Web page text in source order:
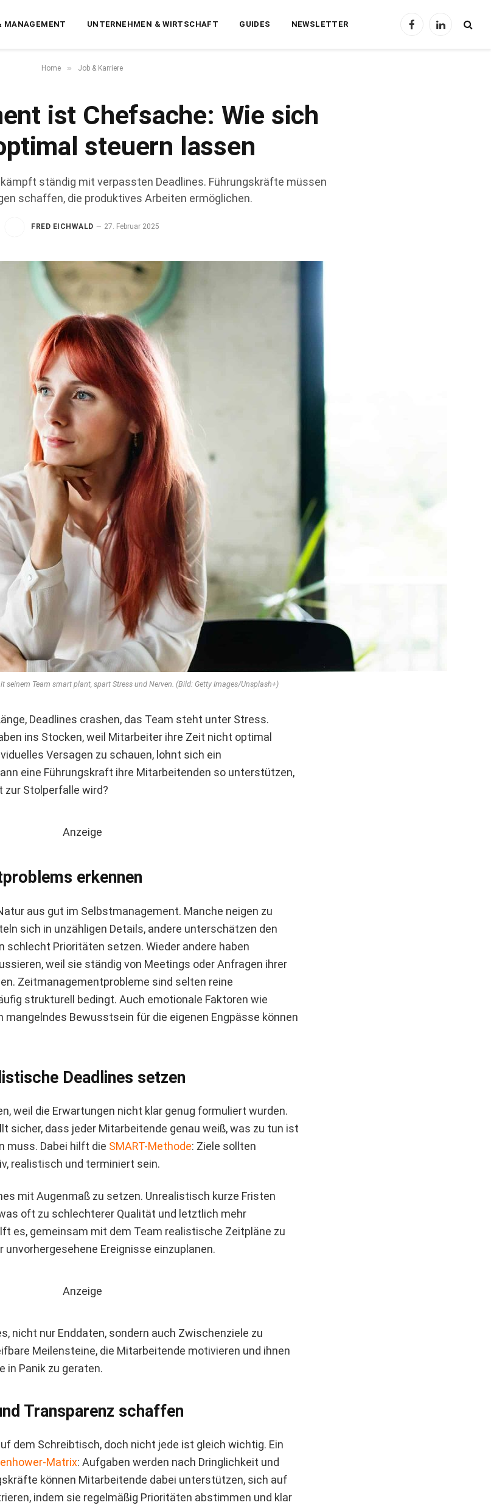
MANAGEMENT UNTERNEHMEN & WIRTSCHAFT GUIDES NEWSLETTER
FacebookLinkedIn
Home » Job & Karriere
ist Chefsache: Wie sich
steuern lassen
ständig mit verpassten Deadlines. Führungskräfte müssen
schaffen, die produktives Arbeiten ermöglichen.
FRED EICHWALD 27. Februar 2025
seinem Team smart plant, spart Stress und Nerven. (Bild: Getty Images/Unsplash+)
Deadlines crashen, das Team steht unter Stress.
ins Stocken, weil Mitarbeiter ihre Zeit nicht optimal
Versagen zu schauen, lohnt sich ein
eine Führungskraft ihre Mitarbeitenden so unterstützen,
Stolperfalle wird?
Anzeige
erkennen
aus gut im Selbstmanagement. Manche neigen zu
sich in unzähligen Details, andere unterschätzen den
schlecht Prioritäten setzen. Wieder andere haben
weil sie ständig von Meetings oder Anfragen ihrer
Zeitmanagementprobleme sind selten reine
strukturell bedingt. Auch emotionale Faktoren wie
mangelndes Bewusstsein für die eigenen Engpässe können
Deadlines setzen
weil die Erwartungen nicht klar genug formuliert wurden.
sicher, dass jeder Mitarbeitende genau weiß, was zu tun ist
muss. Dabei hilft die SMART-Methode: Ziele sollten
realistisch und terminiert sein.
mit Augenmaß zu setzen. Unrealistisch kurze Fristen
oft zu schlechterer Qualität und letztlich mehr
es, gemeinsam mit dem Team realistische Zeitpläne zu
Ereignisse einzuplanen.
Anzeige
nicht nur Enddaten, sondern auch Zwischenziele zu
Meilensteine, die Mitarbeitende motivieren und ihnen
in Panik zu geraten.
Transparenz schaffen
dem Schreibtisch, doch nicht jede ist gleich wichtig. Ein
Matrix: Aufgaben werden nach Dringlichkeit und
können Mitarbeitende dabei unterstützen, sich auf
indem sie regelmäßig Prioritäten abstimmen und klar